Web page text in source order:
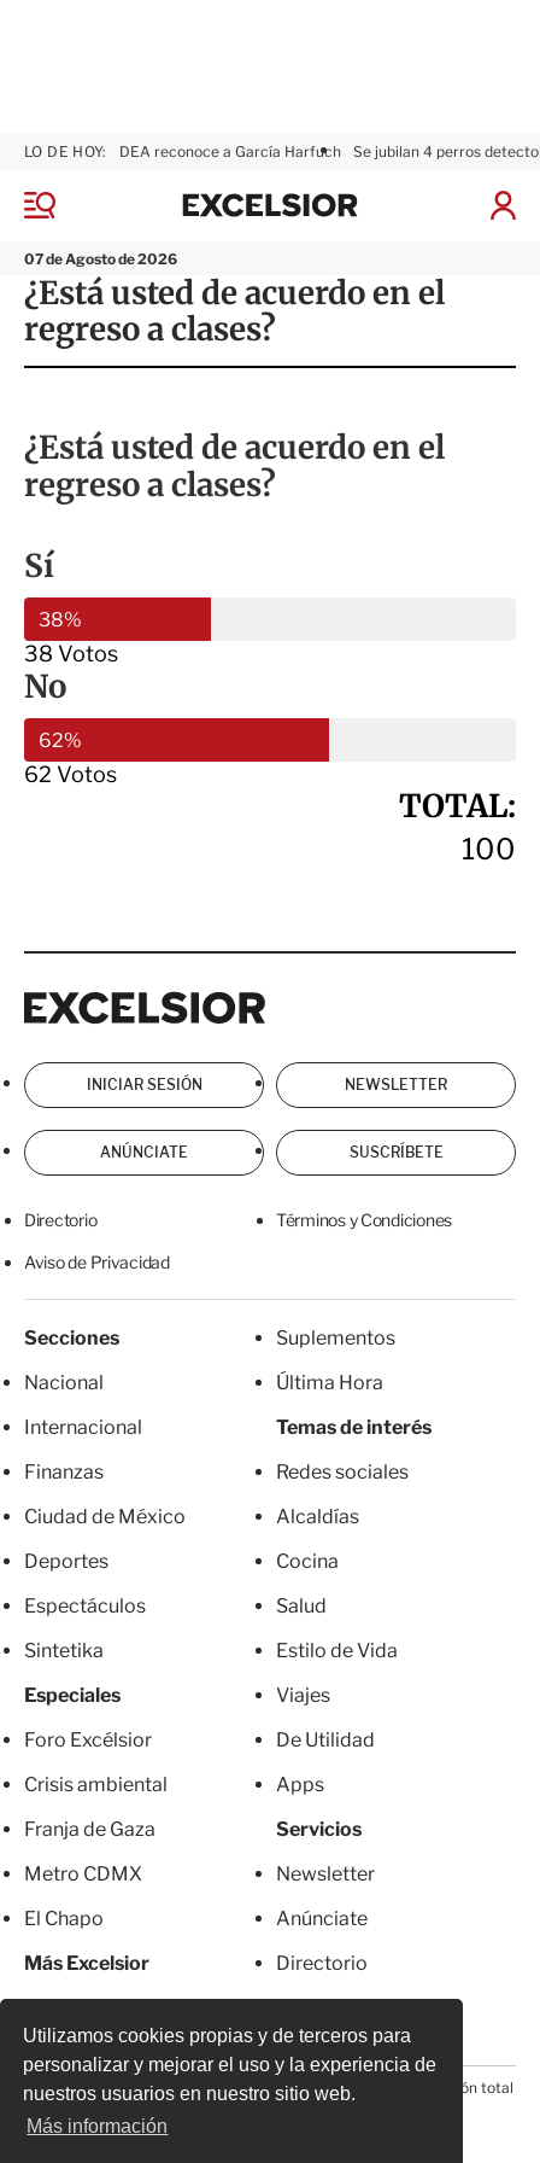
Utilizamos cookies propias y de terceros para
personalizar y mejorar el uso y la experiencia de
nuestros usuarios en nuestro sitio web.
Más información
M
n
ú
07 de Agosto de 2026
LO DE HOY: DEA reconoce a García Harfuch Se jubilan 4 perros
I
S
x
l
s
r
¿Está usted de acuerdo en el
regreso a clases?
¿Está usted de acuerdo en el
regreso a clases?
Sí
38%
38 Votos
No
62%
62 Votos
TOTAL:
100
INICIAR SESIÓN NEWSLETTER
ANÚNCIATE SUSCRÍBETE
Directorio Términos y Condiciones
Aviso de Privacidad
Secciones
Nacional
Internacional
Finanzas
Ciudad de México
Deportes
Espectáculos
Sintetika
Especiales
Foro Excélsior
Crisis ambiental
Franja de Gaza
Metro CDMX
El Chapo
Más Excelsior
Suplementos
Última Hora
Temas de interés
Redes sociales
Alcaldías
Cocina
Salud
Estilo de Vida
Viajes
De Utilidad
Apps
Servicios
Newsletter
Anúnciate
Directorio
© 2026 Todos los derechos reservados. Prohibida la reproducción total
o parcial, incluyendo cualquier medio electrónico*